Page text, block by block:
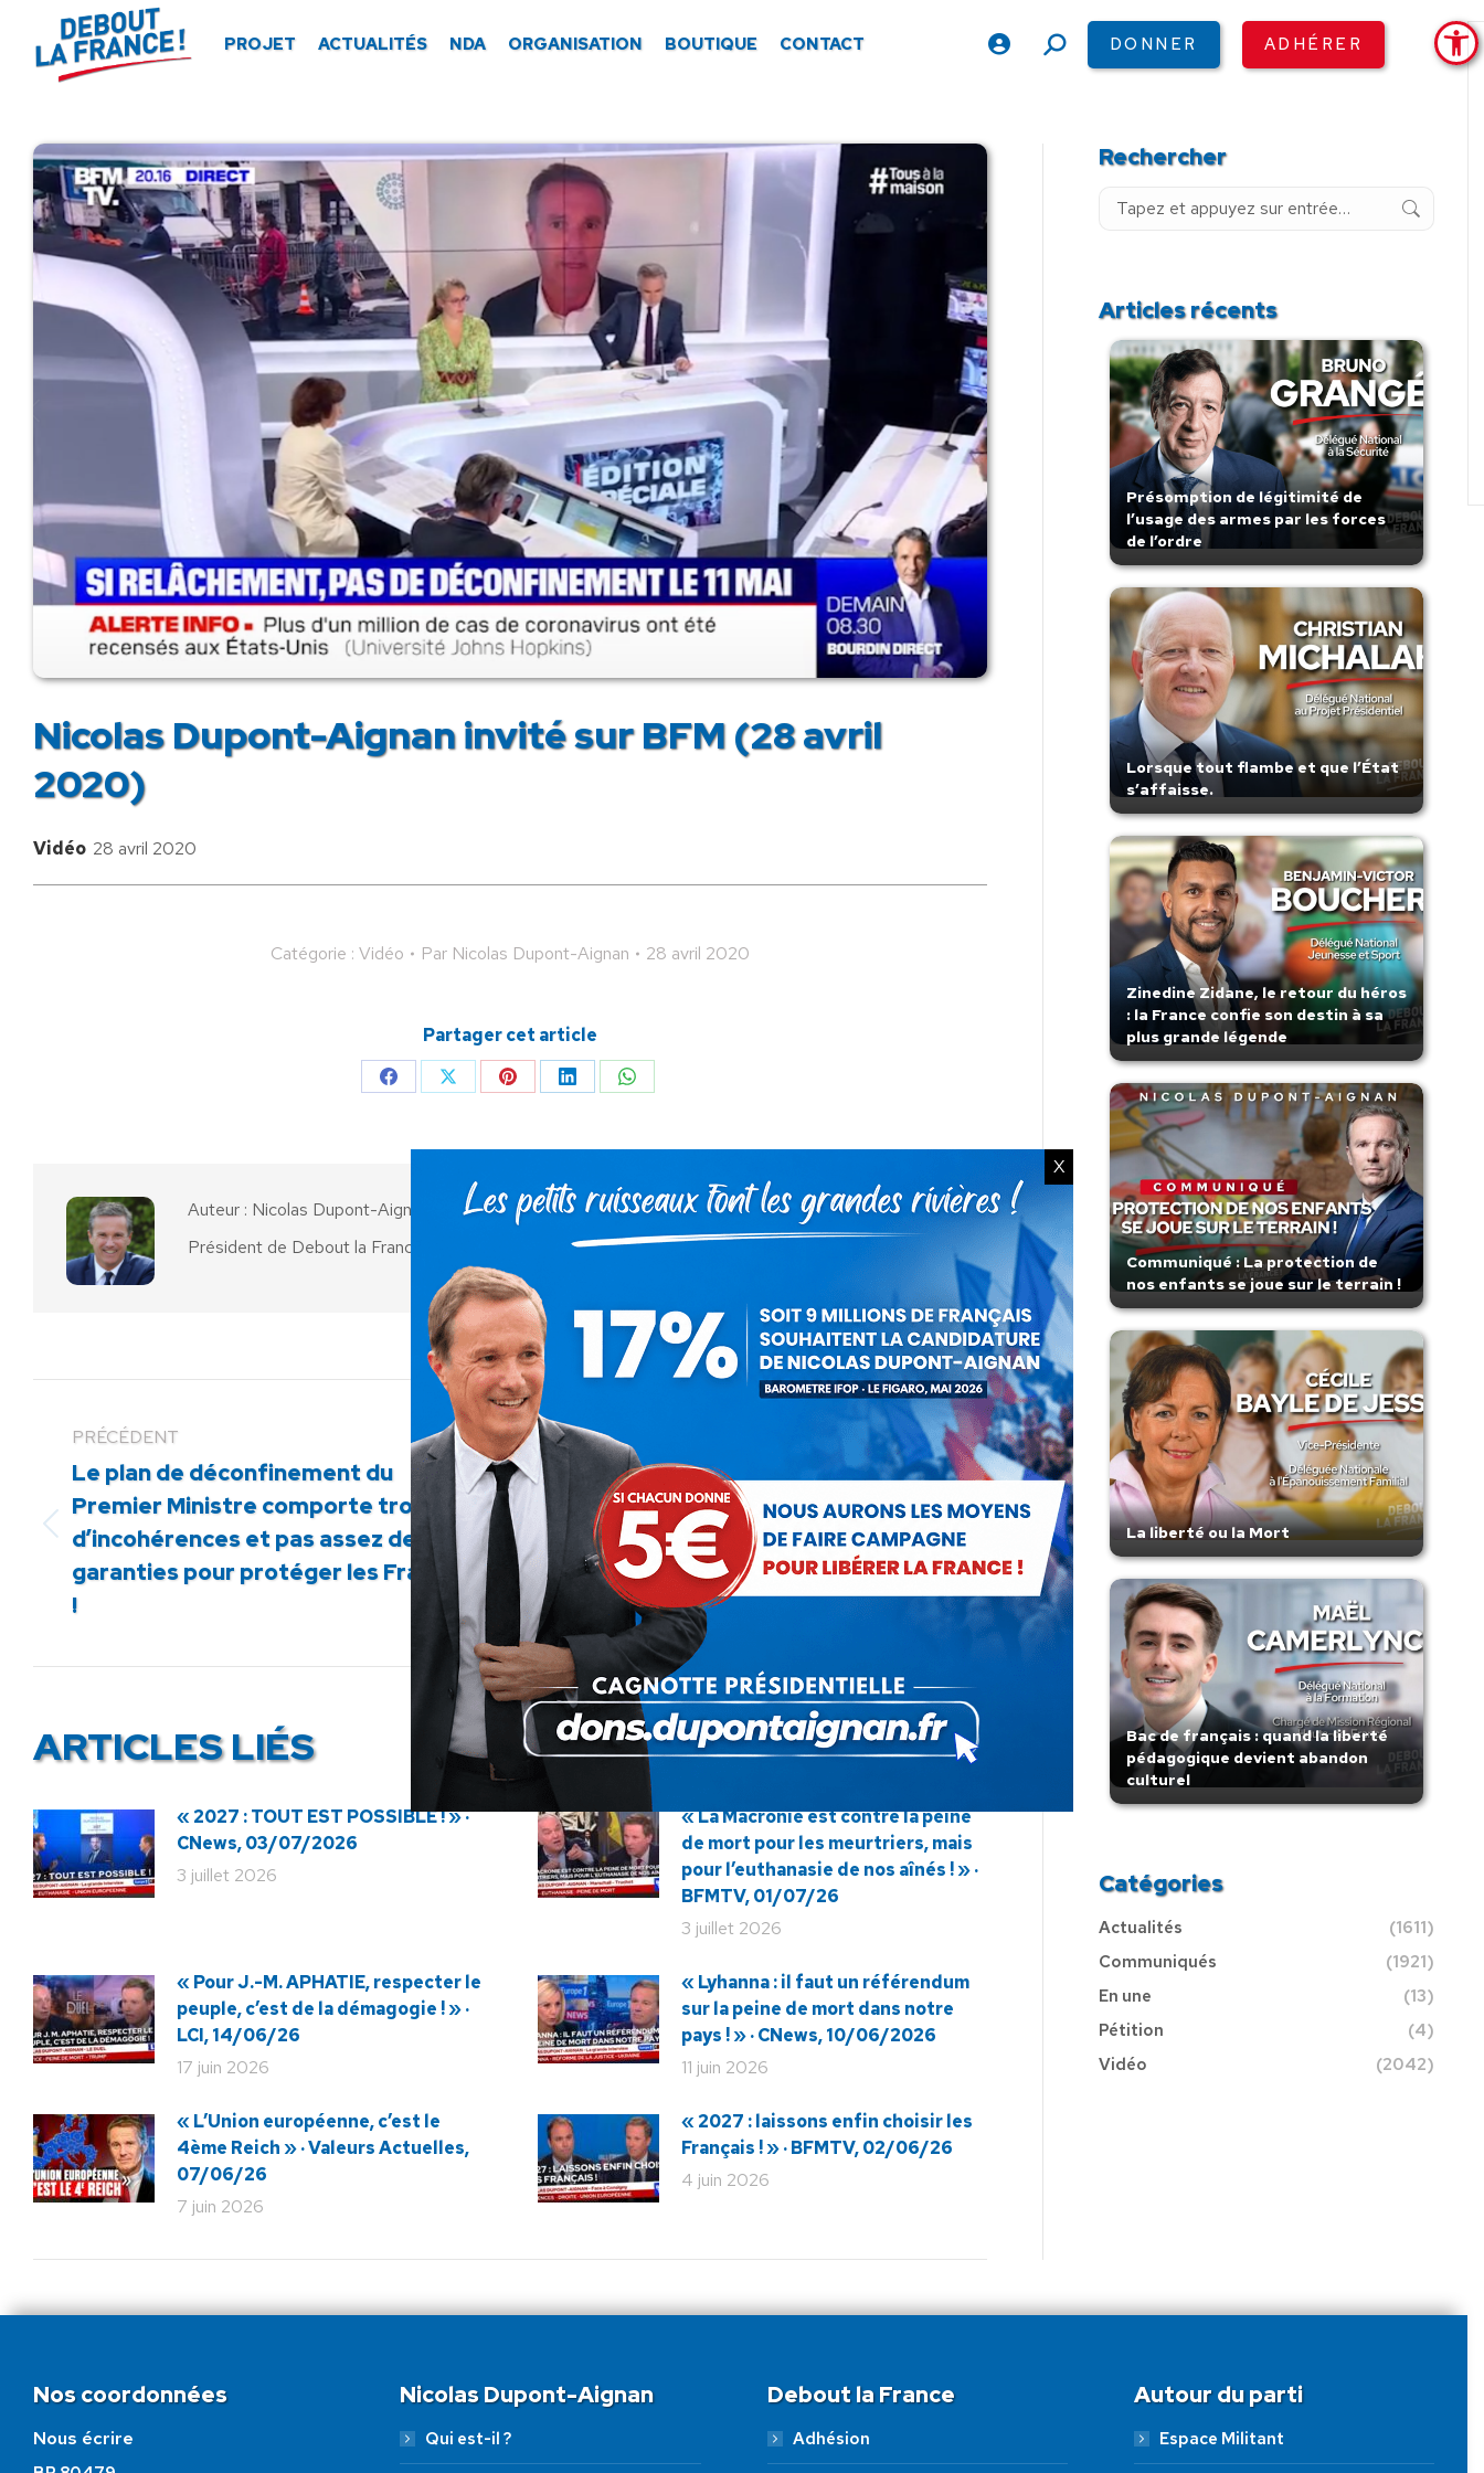
PROJET ACTUALITÉS NDA ORGANISATION BOUTIQUE CONTACT
RechercheDONNER ADHÉRER
Nicolas Dupont-Aignan invité sur BFM (28 avril
2020)
Vidéo 28 avril 2020
Catégorie : Vidéo Par Nicolas Dupont-Aignan 28 avril 2020
Partager cet article
Partager
Facebook
Partager
X
Partager
Pinterest
Partager
LinkedIn
Partager
WhatsApp
Auteur : Nicolas Dupont-Aignan
Président de Debout la France
PRÉCÉDENT
Article
précédent
Le plan de déconfinement du
Premier Ministre comporte trop
d’incohérences et pas assez de
garanties pour protéger les Français
!
SUIVANT
Article
suivant
:
Afrique : Le coronavirus sera-t-il
l’occasion d’en finir, enfin, avec les
conséquences pernicieuses du
mondialisme et du néolibéralisme,
en éteignant définitivement la
dette des pays africains ?
ARTICLES LIÉS
« 2027 : TOUT EST POSSIBLE ! » ·
CNews, 03/07/2026
3 juillet 2026
« La Macronie est contre la peine
de mort pour les meurtriers, mais
pour l’euthanasie de nos aînés ! » ·
BFMTV, 01/07/26
3 juillet 2026
« Pour J.-M. APHATIE, respecter le
peuple, c’est de la démagogie ! » ·
LCI, 14/06/26
17 juin 2026
« Lyhanna : il faut un référendum
sur la peine de mort dans notre
pays ! » · CNews, 10/06/2026
11 juin 2026
« L’Union européenne, c’est le
4ème Reich » · Valeurs Actuelles,
07/06/26
7 juin 2026
« 2027 : laissons enfin choisir les
Français ! » · BFMTV, 02/06/26
4 juin 2026
Rechercher
Recherche
Articles récents
Présomption de légitimité de
l’usage des armes par les forces
de l’ordre
Lorsque tout flambe et que l’État
s’affaisse.
Zinedine Zidane, le retour du héros
: la France confie son destin à sa
plus grande légende
Communiqué : La protection de
nos enfants se joue sur le terrain !
La liberté ou la Mort
Bac de français : quand la liberté
pédagogique devient abandon
culturel
Catégories
Actualités
(1611)
Communiqués
(1921)
En une
(13)
Pétition
(4)
Vidéo
(2042)
Nos coordonnées
Nous écrire
Nicolas Dupont-Aignan
Qui est-il ?
Debout la France
Adhésion
Autour du parti
Espace Militant
X
Panneau de gestion des cookies